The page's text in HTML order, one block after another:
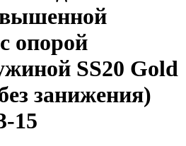
опорой
SS20 Gold
занижения)
15